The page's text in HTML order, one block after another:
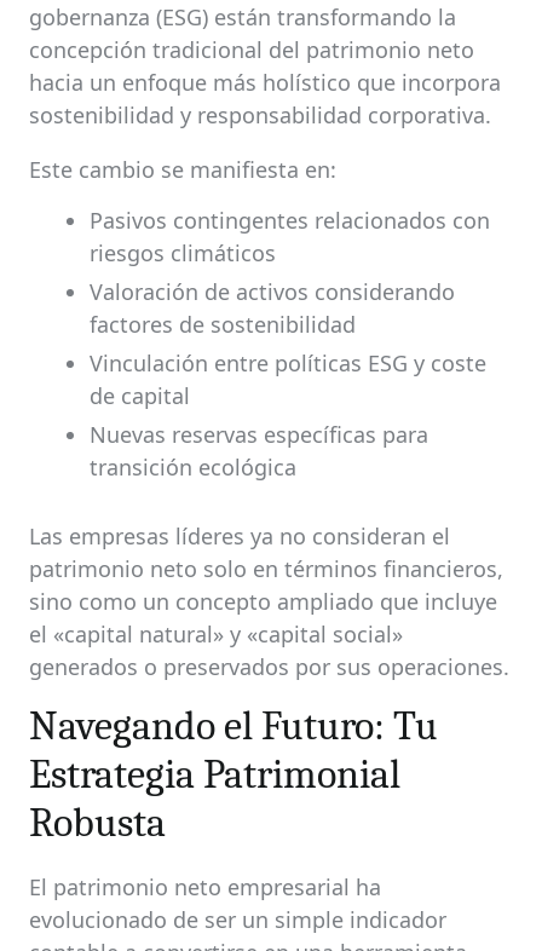
gobernanza (ESG) están transformando la
concepción tradicional del patrimonio neto
hacia un enfoque más holístico que incorpora
sostenibilidad y responsabilidad corporativa.
Este cambio se manifiesta en:
Pasivos contingentes relacionados con
riesgos climáticos
Valoración de activos considerando
factores de sostenibilidad
Vinculación entre políticas ESG y coste
de capital
Nuevas reservas específicas para
transición ecológica
Las empresas líderes ya no consideran el
patrimonio neto solo en términos financieros,
sino como un concepto ampliado que incluye
el «capital natural» y «capital social»
generados o preservados por sus operaciones.
Navegando el Futuro: Tu
Estrategia Patrimonial
Robusta
El patrimonio neto empresarial ha
evolucionado de ser un simple indicador